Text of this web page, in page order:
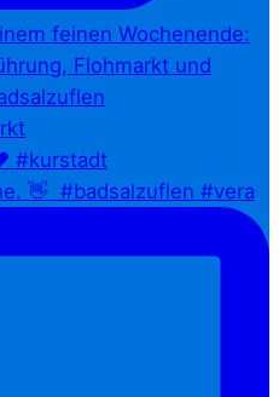
👋⁠ ⁠ #badsalzuflen #vera